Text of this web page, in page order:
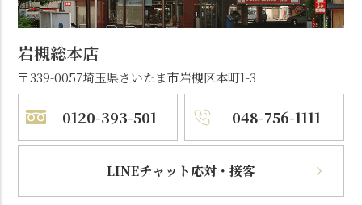
岩槻総本店
〒339-0057埼玉県さいたま市岩槻区本町1-3
0120-393-501 048-756-1111
LINEチャット応対・接客